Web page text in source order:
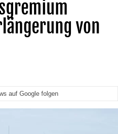
von
auf Google folgen